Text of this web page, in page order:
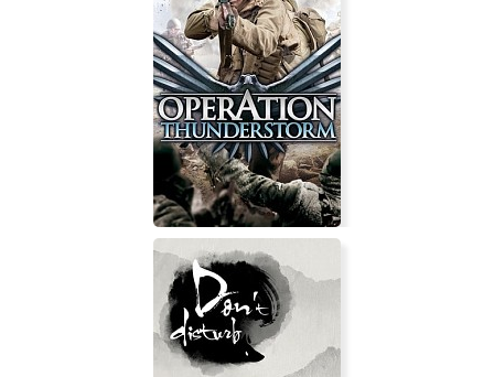
TOKOYO: The Tower of Perpetuity